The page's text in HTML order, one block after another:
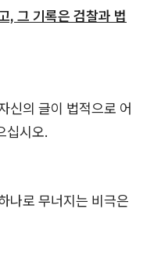
, 그 기록은 검찰과 법
신의 글이 법적으로 어
십시오.
나로 무너지는 비극은